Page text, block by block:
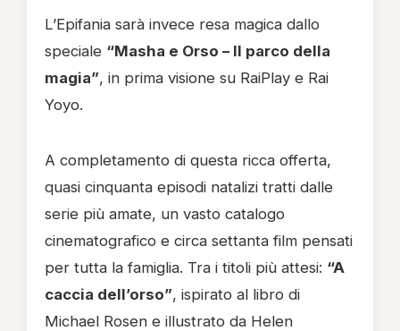
L’Epifania sarà invece resa magica dallo
speciale “Masha e Orso – Il parco della
magia”, in prima visione su RaiPlay e Rai
Yoyo.
A completamento di questa ricca offerta,
quasi cinquanta episodi natalizi tratti dalle
serie più amate, un vasto catalogo
cinematografico e circa settanta film pensati
per tutta la famiglia. Tra i titoli più attesi: “A
caccia dell’orso”, ispirato al libro di
Michael Rosen e illustrato da Helen